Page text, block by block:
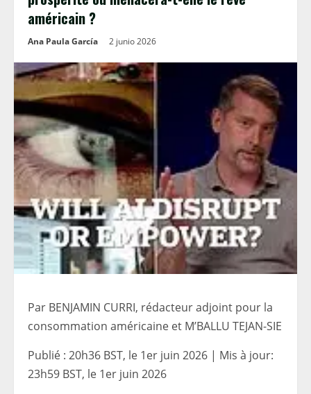
américain ?
Ana Paula García 2 junio 2026
Par BENJAMIN CURRI, rédacteur adjoint pour la
consommation américaine et M’BALLU TEJAN-SIE
Publié : 20h36 BST, le 1er juin 2026 | Mis à jour:
23h59 BST, le 1er juin 2026